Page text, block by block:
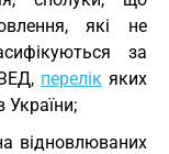
які не
за
, перелік яких
України;
відновлюваних